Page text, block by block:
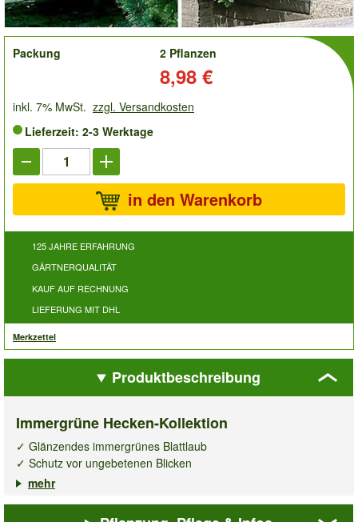
order
Packung
2 Pflanzen
8,98 €
inkl. 7% MwSt. zzgl. Versandkosten
Lieferzeit: 2-3 Werktage
in den Warenkorb
125 JAHRE ERFAHRUNG
GÄRTNERQUALITÄT
KAUF AUF RECHNUNG
LIEFERUNG MIT DHL
Merkzettel
Produktbeschreibung
Immergrüne Hecken-Kollektion
✓ Glänzendes immergrünes Blattlaub
✓ Schutz vor ungebetenen Blicken
✓ Winterhart & mehrjährig
mehr